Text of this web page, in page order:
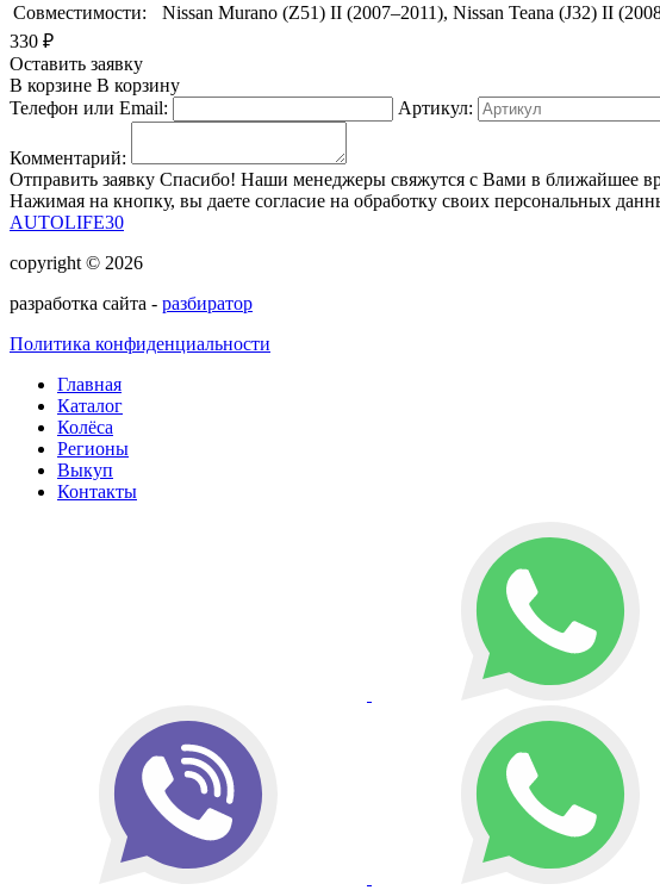
Совместимости:
Nissan Murano (Z51) II (2007–2011), Nissan Teana (J32) II
330 ₽
Оставить заявку
В корзине В корзину
Телефон или Email:
Артикул:
Комментарий:
Отправить заявку Спасибо! Наши менеджеры свяжутся с Вами в ближайшее
Нажимая на кнопку, вы даете согласие на обработку своих персональных
AUTOLIFE30
copyright © 2026
разработка сайта - разбиратор
Политика конфиденциальности
Главная
Каталог
Колёса
Регионы
Выкуп
Контакты